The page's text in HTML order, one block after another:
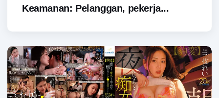
Keamanan: Pelanggan, pekerja...